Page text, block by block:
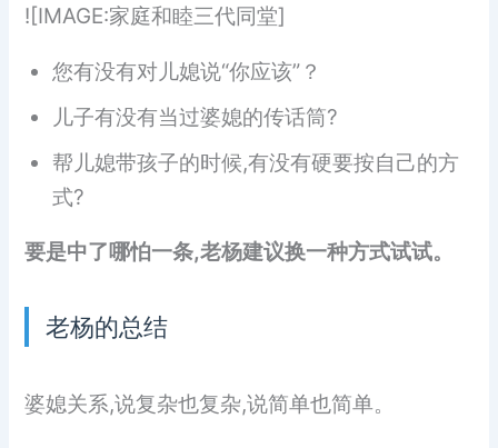
![IMAGE:家庭和睦三代同堂]
您有没有对儿媳说“你应该”？
儿子有没有当过婆媳的传话筒?
帮儿媳带孩子的时候,有没有硬要按自己的方
式?
要是中了哪怕一条,老杨建议换一种方式试试。
老杨的总结
婆媳关系,说复杂也复杂,说简单也简单。